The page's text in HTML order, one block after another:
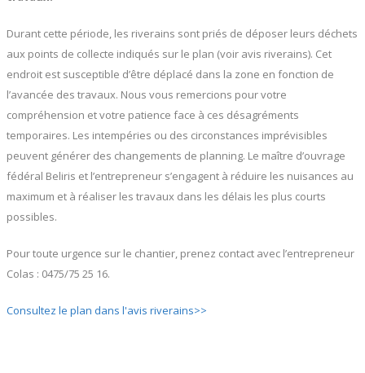
Durant cette période, les riverains sont priés de déposer leurs déchets
aux points de collecte indiqués sur le plan (voir avis riverains). Cet
endroit est susceptible d’être déplacé dans la zone en fonction de
l’avancée des travaux. Nous vous remercions pour votre
compréhension et votre patience face à ces désagréments
temporaires. Les intempéries ou des circonstances imprévisibles
peuvent générer des changements de planning. Le maître d’ouvrage
fédéral Beliris et l’entrepreneur s’engagent à réduire les nuisances au
maximum et à réaliser les travaux dans les délais les plus courts
possibles.
Pour toute urgence sur le chantier, prenez contact avec l’entrepreneur
Colas : 0475/75 25 16.
Consultez le plan dans l'avis riverains>>